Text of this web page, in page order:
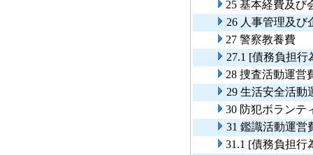
25 基本経費及び
26 人事管理及び
27 警察教養費
27.1 [債務負担
28 捜査活動運営
29 生活安全活動
30 防犯ボランテ
31 鑑識活動運営
31.1 [債務負担行